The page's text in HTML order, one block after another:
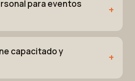
para eventos
capacitado y